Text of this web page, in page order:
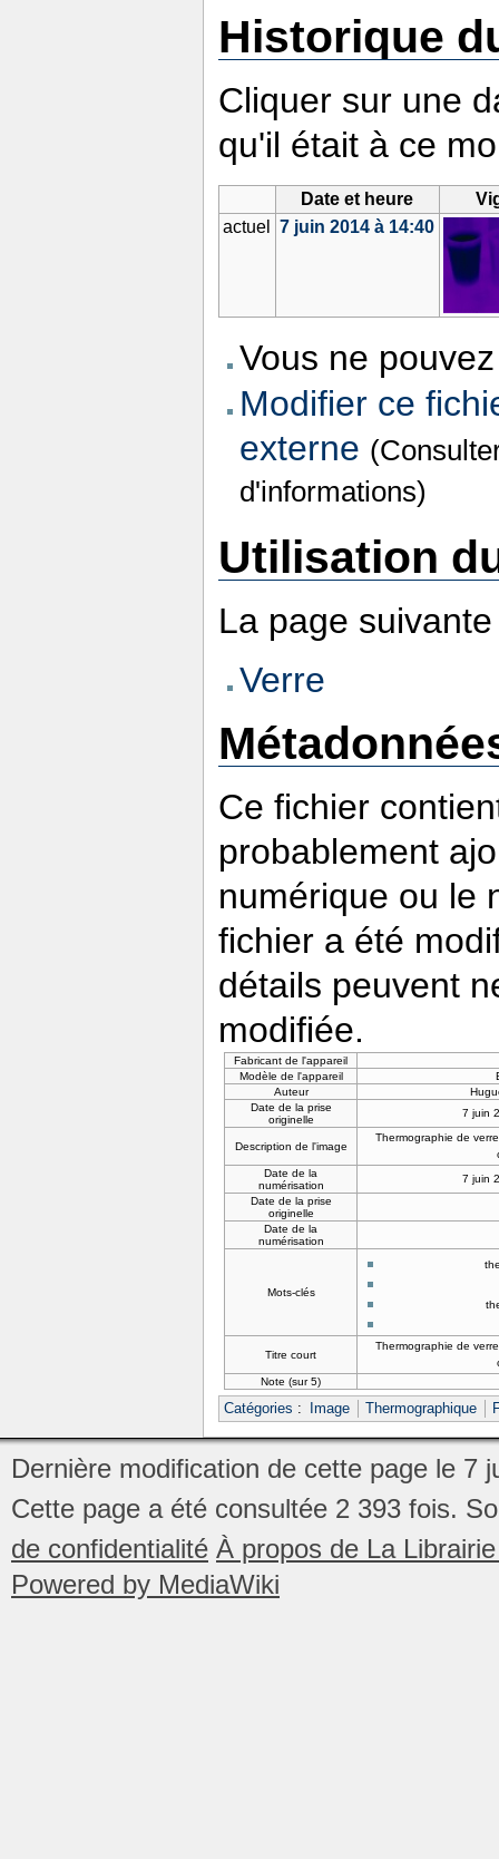
Historique
Cliquer sur une
qu'il était à ce
Date et heure
actuel
7 juin 2014 à 14:40
Vous ne
Modifier ce
externe
d'informations)
Utilisation
La page
Verre
Ce fichier
probablement
numérique ou le
fichier a été
détails peuvent
modifiée.
Fabricant de l'appareil
Modèle de l'appareil
Auteur
Date de la prise
originelle
7 juin
Description de l'image
Thermographie de
Date de la
numérisation
7 juin
Date de la prise
originelle
Date de la
numérisation
Mots-clés
Titre court
Thermographie de
Note (sur 5)
Catégories : Image Thermographique
Dernière modification de cette page le 7
Cette page a été consultée 2 393 fois.
de confidentialité À propos de La
Powered by MediaWiki